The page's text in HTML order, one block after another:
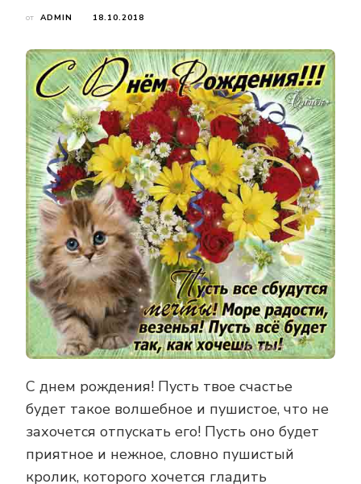
от ADMIN 18.10.2018
С днем рождения! Пусть твое счастье
будет такое волшебное и пушистое, что не
захочется отпускать его! Пусть оно будет
приятное и нежное, словно пушистый
кролик, которого хочется гладить